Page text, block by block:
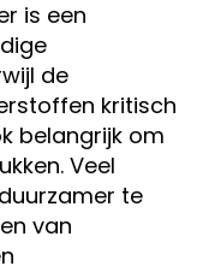
is een
de
kritisch
belangrijk om
Veel
te
van